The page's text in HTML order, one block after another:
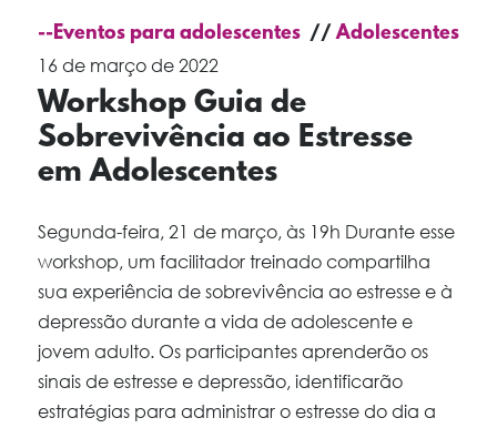
--Eventos para adolescentes
Adolescentes
16 de março de 2022
Workshop Guia de
Sobrevivência ao Estresse
em Adolescentes
Segunda-feira, 21 de março, às 19h Durante esse
workshop, um facilitador treinado compartilha
sua experiência de sobrevivência ao estresse e à
depressão durante a vida de adolescente e
jovem adulto. Os participantes aprenderão os
sinais de estresse e depressão, identificarão
estratégias para administrar o estresse do dia a